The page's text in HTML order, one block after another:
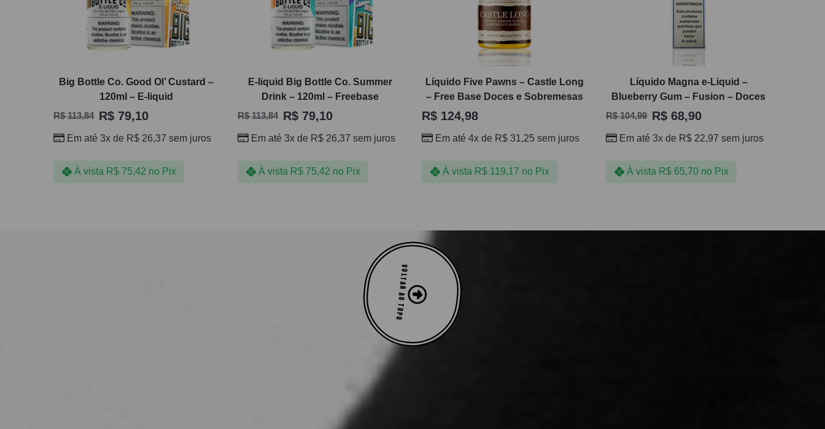
Big Bottle Co. Good Ol’ Custard –
120ml – E-liquid
R$113,84 R$ 79,10
Em até 3x de R$ 26,37 sem juros
À vista R$75,42 no Pix
E-liquid Big Bottle Co. Summer
Drink – 120ml – Freebase
R$113,84 R$ 79,10
Em até 3x de R$ 26,37 sem juros
À vista R$75,42 no Pix
Líquido Five Pawns – Castle Long
– Free Base Doces e Sobremesas
R$124,98
Em até 4x de R$31,25 sem juros
À vista R$119,17 no Pix
Líquido Magna e-Liquid –
Blueberry Gum – Fusion – Doces
R$104,99 R$68,90
Em até 3x de R$22,97 sem juros
À vista R$65,70 no Pix
VOLTAR AO TOPO